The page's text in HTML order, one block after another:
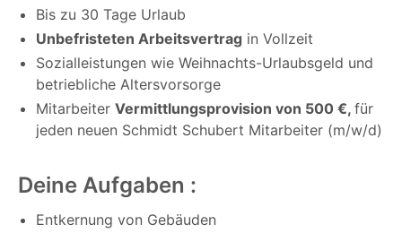
Bis zu 30 Tage Urlaub
Unbefristeten Arbeitsvertrag in Vollzeit
Sozialleistungen wie Weihnachts-Urlaubsgeld und
betriebliche Altersvorsorge
Mitarbeiter Vermittlungsprovision von 500 €, für
jeden neuen Schmidt Schubert Mitarbeiter (m/w/d)
Deine Aufgaben :
Entkernung von Gebäuden